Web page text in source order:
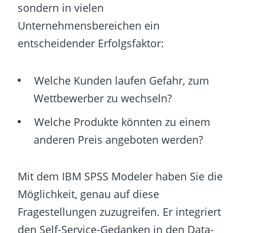
sondern in vielen
Unternehmensbereichen ein
entscheidender Erfolgsfaktor:
Welche Kunden laufen Gefahr, zum
Wettbewerber zu wechseln?
Welche Produkte könnten zu einem
anderen Preis angeboten werden?
Mit dem IBM SPSS Modeler haben Sie die
Möglichkeit, genau auf diese
Fragestellungen zuzugreifen. Er integriert
den Self-Service-Gedanken in den Data-